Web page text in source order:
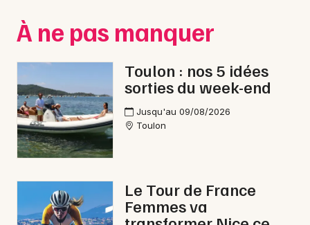
Sports
Sorties famille
Expos
Cinéma dans le Var
Paris
Strasbourg
Toulouse
Toutes les villes
À ne pas manquer
Toulon : nos 5 idées
sorties du week-end
Jusqu'au 09/08/2026
Toulon
Le Tour de France
Femmes va